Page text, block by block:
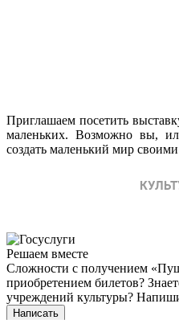
Приглашаем посетить
маленьких. Возможно вы,
создать маленький мир
Решаем вместе
Сложности с получением
приобретением билетов?
учреждений культуры?
Написать